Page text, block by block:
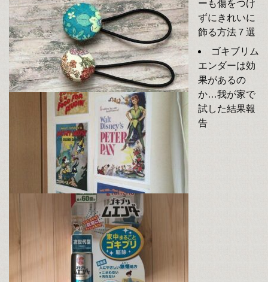
ーも傷をつけ
ずにきれいに
飾る方法７選
ゴキブリム
エンダーは効
果があるの
か…我が家で
試した結果報
告